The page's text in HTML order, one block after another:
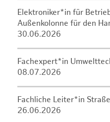
Elektroniker*in für
Außenkolonne für den
30.06.2026
Fachexpert*in
08.07.2026
Fachliche Leiter*in
26.06.2026